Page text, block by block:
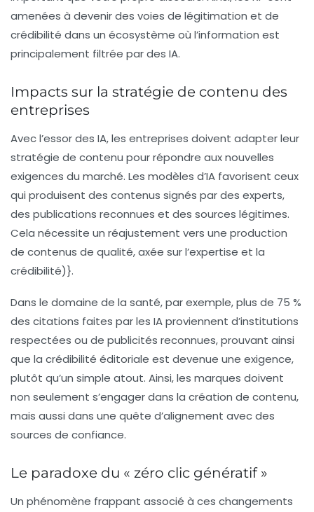
amenées à devenir des voies de légitimation et de
crédibilité dans un écosystème où l’information est
principalement filtrée par des IA.
Impacts sur la stratégie de contenu des
entreprises
Avec l’essor des IA, les entreprises doivent adapter leur
stratégie de contenu pour répondre aux nouvelles
exigences du marché. Les modèles d’IA favorisent ceux
qui produisent des contenus signés par des experts,
des publications reconnues et des sources légitimes.
Cela nécessite un réajustement vers une production
de contenus de qualité, axée sur l’expertise et la
crédibilité)}.
Dans le domaine de la santé, par exemple, plus de 75 %
des citations faites par les IA proviennent d’institutions
respectées ou de publicités reconnues, prouvant ainsi
que la crédibilité éditoriale est devenue une exigence,
plutôt qu’un simple atout. Ainsi, les marques doivent
non seulement s’engager dans la création de contenu,
mais aussi dans une quête d’alignement avec des
sources de confiance.
Le paradoxe du « zéro clic génératif »
Un phénomène frappant associé à ces changements